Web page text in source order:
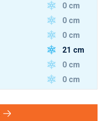
0 cm
0 cm
0 cm
21 cm
0 cm
0 cm